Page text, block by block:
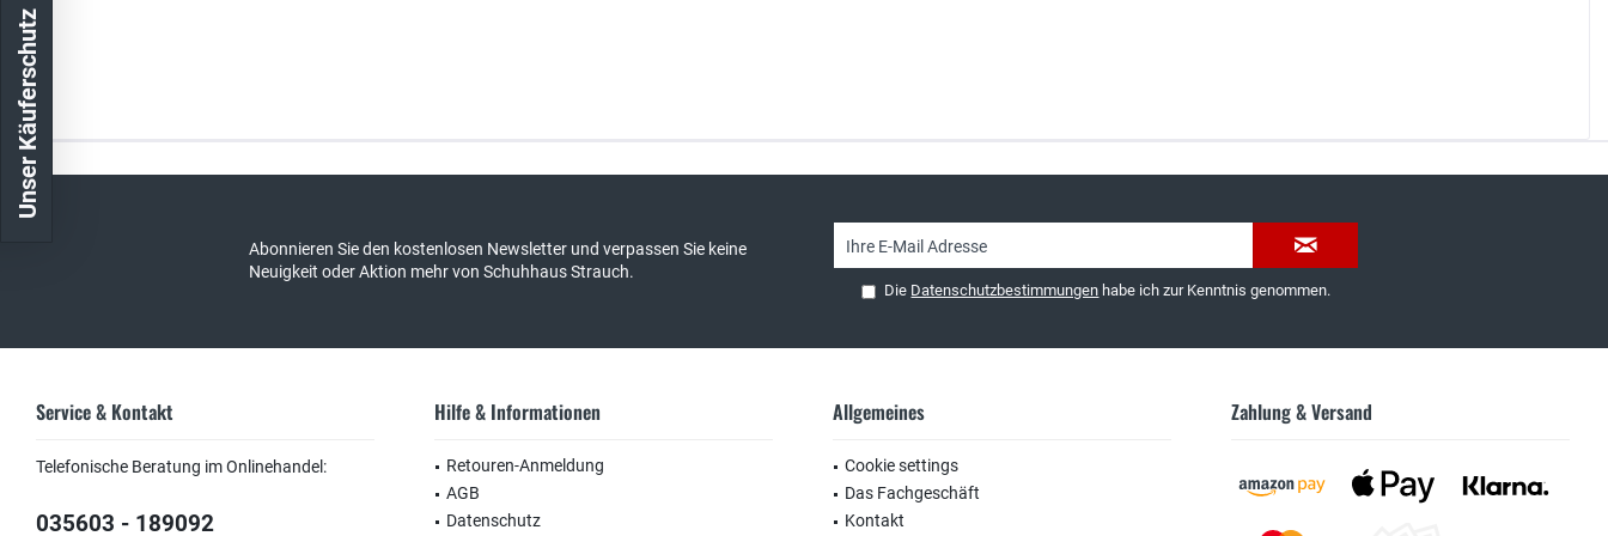
Abonnieren Sie den kostenlosen Newsletter und verpassen Sie keine
Neuigkeit oder Aktion mehr von Schuhhaus Strauch.
Die Datenschutzbestimmungen habe ich zur Kenntnis genommen.
Service & Kontakt
Telefonische Beratung im Onlinehandel:
035603 - 189092
Hilfe & Informationen
Retouren-Anmeldung
AGB
Datenschutz
Allgemeines
Cookie settings
Das Fachgeschäft
Kontakt
Zahlung & Versand
Unser Käuferschutz